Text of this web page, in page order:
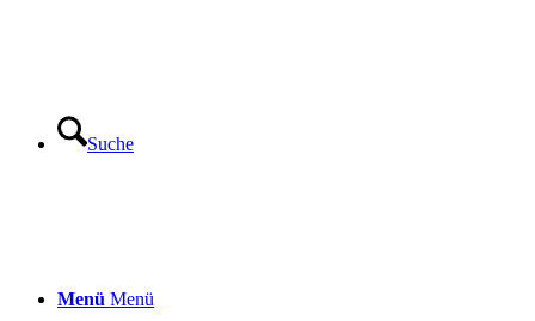
Suche
Menü Menü